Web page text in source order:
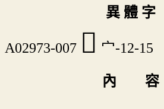
異 體 字
A02973-007 󴏎 宀-12-15
內 容